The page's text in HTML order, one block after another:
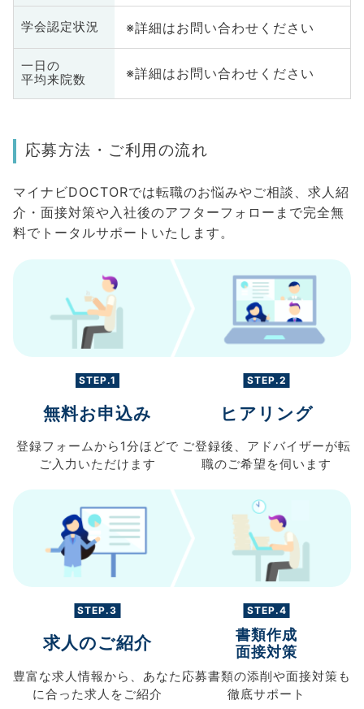
学会認定状況 ※詳細はお問い合わせください
一日の
平均来院数
※詳細はお問い合わせください
応募方法・ご利用の流れ
マイナビDOCTORでは転職のお悩みやご相談、求人紹
介・面接対策や入社後のアフターフォローまで完全無
料でトータルサポートいたします。
STEP.1
無料お申込み
登録フォームから 1分ほどで
ご入力 いただけます
STEP.2
ヒアリング
ご登録後、 アドバイザーが転
職のご希望を伺います
STEP.3
求人のご紹介
豊富な求人情報から、 あなた
に合った求人を ご紹介
STEP.4
書類作成
面接対策
応募書類の添削や面接対策も
徹底サポート